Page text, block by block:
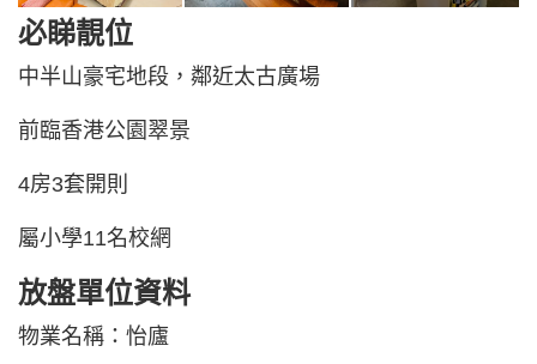
必睇靚位
中半山豪宅地段，鄰近太古廣場
前臨香港公園翠景
4房3套開則
屬小學11名校網
放盤單位資料
物業名稱：怡廬